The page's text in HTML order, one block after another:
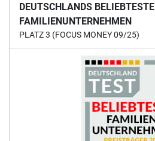
DEUTSCHLANDS BELIEBTESTE
FAMILIENUNTERNEHMEN
PLATZ 3 (FOCUS MONEY 09/25)